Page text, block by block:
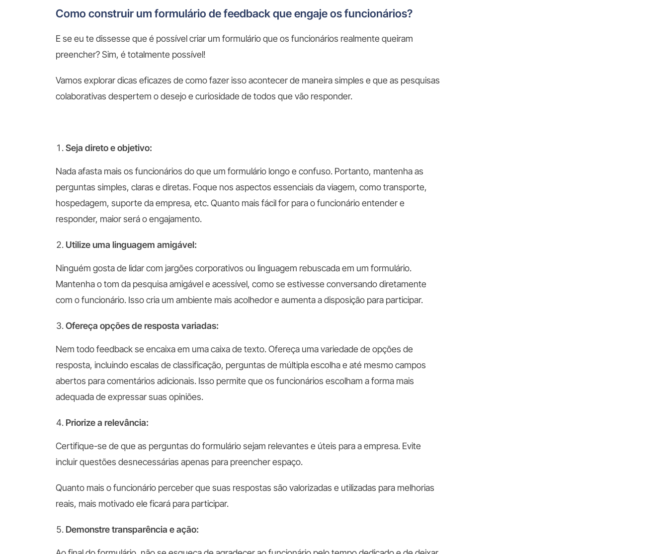
Como construir um formulário de feedback que engaje os funcionários?
E se eu te dissesse que é possível criar um formulário que os funcionários realmente queiram
preencher? Sim, é totalmente possível!
Vamos explorar dicas eficazes de como fazer isso acontecer de maneira simples e que as pesquisas
colaborativas despertem o desejo e curiosidade de todos que vão responder.
Seja direto e objetivo:
Nada afasta mais os funcionários do que um formulário longo e confuso. Portanto, mantenha as
perguntas simples, claras e diretas. Foque nos aspectos essenciais da viagem, como transporte,
hospedagem, suporte da empresa, etc. Quanto mais fácil for para o funcionário entender e
responder, maior será o engajamento.
Utilize uma linguagem amigável:
Ninguém gosta de lidar com jargões corporativos ou linguagem rebuscada em um formulário.
Mantenha o tom da pesquisa amigável e acessível, como se estivesse conversando diretamente
com o funcionário. Isso cria um ambiente mais acolhedor e aumenta a disposição para participar.
Ofereça opções de resposta variadas:
Nem todo feedback se encaixa em uma caixa de texto. Ofereça uma variedade de opções de
resposta, incluindo escalas de classificação, perguntas de múltipla escolha e até mesmo campos
abertos para comentários adicionais. Isso permite que os funcionários escolham a forma mais
adequada de expressar suas opiniões.
Priorize a relevância:
Certifique-se de que as perguntas do formulário sejam relevantes e úteis para a empresa. Evite
incluir questões desnecessárias apenas para preencher espaço.
Quanto mais o funcionário perceber que suas respostas são valorizadas e utilizadas para melhorias
reais, mais motivado ele ficará para participar.
Demonstre transparência e ação: